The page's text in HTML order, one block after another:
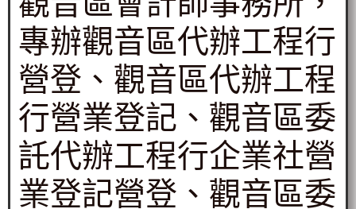
專辦觀音區代辦工程行
營登、觀音區代辦工程
行營業登記、觀音區委
託代辦工程行企業社營
業登記營登、觀音區委